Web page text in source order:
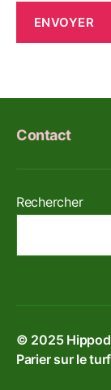
Contact
Rechercher
© 2025
Parier sur le